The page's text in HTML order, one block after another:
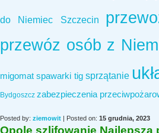
do Niemiec Szczecin
przewóz osób z
migomat spawarki tig sprzątanie
Bydgoszcz zabezpieczenia
Posted by: ziemowit | Posted on: 15 grudnia, 2023
Opole szlifowanie Najlepsza